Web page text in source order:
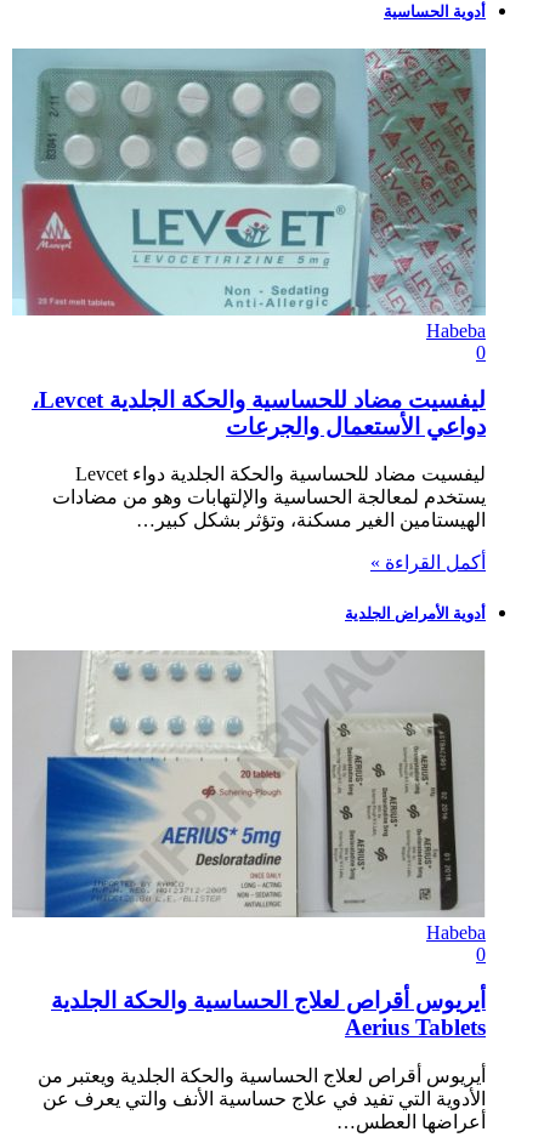
أدوية الحساسية
Habeba
0
ليفسيت مضاد للحساسية والحكة الجلدية Levcet،
دواعي الأستعمال والجرعات
ليفسيت مضاد للحساسية والحكة الجلدية دواء Levcet
يستخدم لمعالجة الحساسية والإلتهابات وهو من مضادات
الهيستامين الغير مسكنة، وتؤثر بشكل كبير…
أكمل القراءة »
أدوية الأمراض الجلدية
Habeba
0
أيريوس أقراص لعلاج الحساسية والحكة الجلدية
Aerius Tablets
أيريوس أقراص لعلاج الحساسية والحكة الجلدية ويعتبر من
الأدوية التي تفيد في علاج حساسية الأنف والتي يعرف عن
أعراضها العطس…